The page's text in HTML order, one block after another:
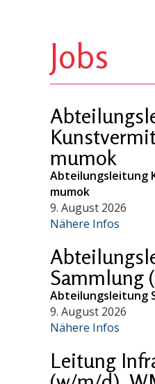
Jobs
mumok
Abteilungsleitung
mumok
9. August 2026
Nähere Infos
Sammlung
Abteilungsleitung
9. August 2026
Nähere Infos
Leitung